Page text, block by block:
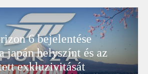
6 bejelentése
japán helyszínt és az
exkluzivitását